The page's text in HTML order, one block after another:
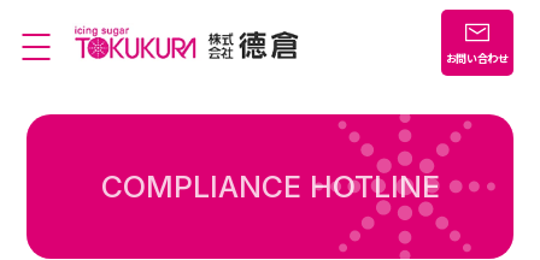
お問い合わせ
COMPLIANCE HOTLINE